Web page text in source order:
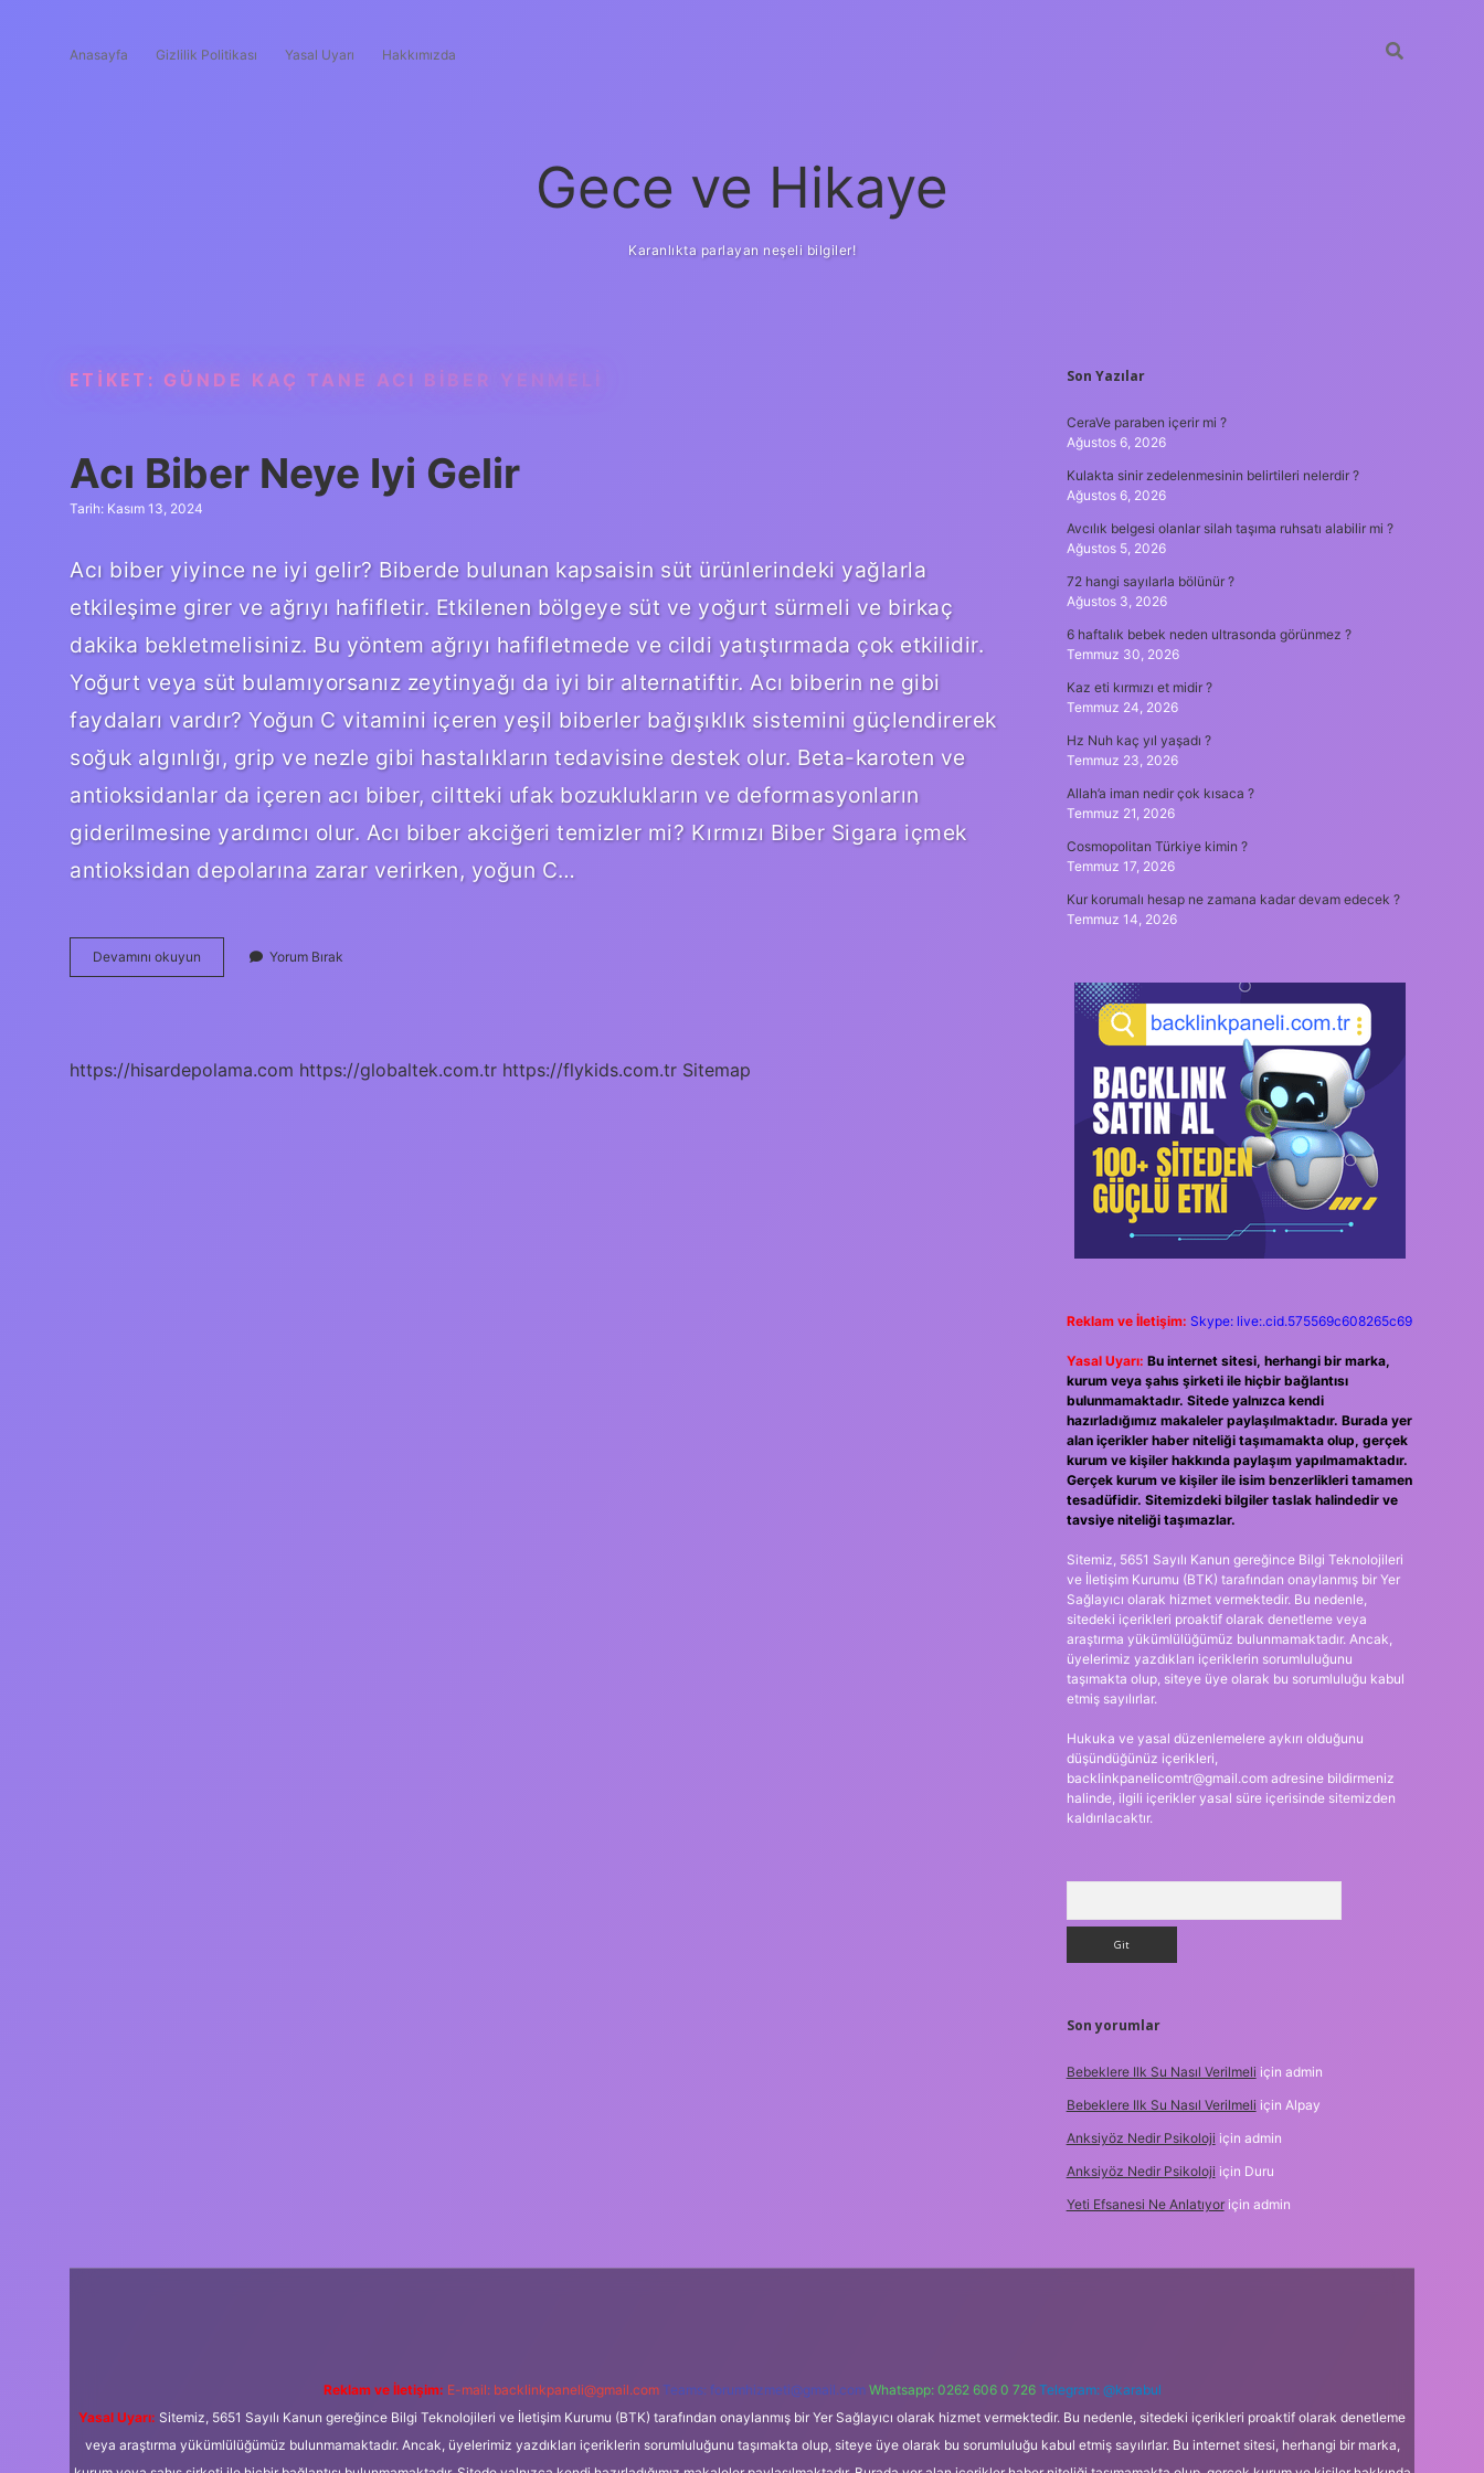
Anasayfa Gizlilik Politikası Yasal Uyarı Hakkımızda
Gece ve Hikaye
Karanlıkta parlayan neşeli bilgiler!
ETIKET: GÜNDE KAÇ TANE ACI BIBER YENMELI
Acı Biber Neye Iyi Gelir
Tarih: Kasım 13, 2024
Acı biber yiyince ne iyi gelir? Biberde bulunan kapsaisin süt ürünlerindeki yağlarla
etkileşime girer ve ağrıyı hafifletir. Etkilenen bölgeye süt ve yoğurt sürmeli ve birkaç
dakika bekletmelisiniz. Bu yöntem ağrıyı hafifletmede ve cildi yatıştırmada çok etkilidir.
Yoğurt veya süt bulamıyorsanız zeytinyağı da iyi bir alternatiftir. Acı biberin ne gibi
faydaları vardır? Yoğun C vitamini içeren yeşil biberler bağışıklık sistemini güçlendirerek
soğuk algınlığı, grip ve nezle gibi hastalıkların tedavisine destek olur. Beta-karoten ve
antioksidanlar da içeren acı biber, ciltteki ufak bozuklukların ve deformasyonların
giderilmesine yardımcı olur. Acı biber akciğeri temizler mi? Kırmızı Biber Sigara içmek
antioksidan depolarına zarar verirken, yoğun C…
Devamını okuyun
Biber
Yorum Bırak
https://hisardepolama.com https://globaltek.com.tr https://flykids.com.tr Sitemap
SIDEBAR
Son Yazılar
CeraVe paraben içerir mi ?
Ağustos 6, 2026
Kulakta sinir zedelenmesinin belirtileri nelerdir ?
Ağustos 6, 2026
Avcılık belgesi olanlar silah taşıma ruhsatı alabilir mi ?
Ağustos 5, 2026
72 hangi sayılarla bölünür ?
Ağustos 3, 2026
6 haftalık bebek neden ultrasonda görünmez ?
Temmuz 30, 2026
Kaz eti kırmızı et midir ?
Temmuz 24, 2026
Hz Nuh kaç yıl yaşadı ?
Temmuz 23, 2026
Allah’a iman nedir çok kısaca ?
Temmuz 21, 2026
Cosmopolitan Türkiye kimin ?
Temmuz 17, 2026
Kur korumalı hesap ne zamana kadar devam edecek ?
Temmuz 14, 2026
Reklam ve İletişim: Skype: live:.cid.575569c608265c69
Yasal Uyarı: Bu internet sitesi, herhangi bir marka,
kurum veya şahıs şirketi ile hiçbir bağlantısı
bulunmamaktadır. Sitede yalnızca kendi
hazırladığımız makaleler paylaşılmaktadır. Burada yer
alan içerikler haber niteliği taşımamakta olup, gerçek
kurum ve kişiler hakkında paylaşım yapılmamaktadır.
Gerçek kurum ve kişiler ile isim benzerlikleri tamamen
tesadüfidir. Sitemizdeki bilgiler taslak halindedir ve
tavsiye niteliği taşımazlar.
Sitemiz, 5651 Sayılı Kanun gereğince Bilgi Teknolojileri
ve İletişim Kurumu (BTK) tarafından onaylanmış bir Yer
Sağlayıcı olarak hizmet vermektedir. Bu nedenle,
sitedeki içerikleri proaktif olarak denetleme veya
araştırma yükümlülüğümüz bulunmamaktadır. Ancak,
üyelerimiz yazdıkları içeriklerin sorumluluğunu
taşımakta olup, siteye üye olarak bu sorumluluğu kabul
etmiş sayılırlar.
Hukuka ve yasal düzenlemelere aykırı olduğunu
düşündüğünüz içerikleri,
backlinkpanelicomtr@gmail.comadresine bildirmeniz
halinde, ilgili içerikler yasal süre içerisinde sitemizden
kaldırılacaktır.
Son yorumlar
Bebeklere Ilk Su Nasıl Verilmeli için admin
Bebeklere Ilk Su Nasıl Verilmeli için Alpay
Anksiyöz Nedir Psikoloji için admin
Anksiyöz Nedir Psikoloji için Duru
Yeti Efsanesi Ne Anlatıyoriçin admin
Reklam ve İletişim: E-mail: backlinkpaneli@gmail.com Teams: forumhizmeti@gmail.com Whatsapp: 0262 606 0 726 Telegram: @karabul
Yasal Uyarı: Sitemiz, 5651 Sayılı Kanun gereğince Bilgi Teknolojileri ve İletişim Kurumu (BTK) tarafından onaylanmış bir Yer Sağlayıcı olarak hizmet vermektedir. Bu nedenle, sitedeki içerikleri proaktif olarak denetleme
veya araştırma yükümlülüğümüz bulunmamaktadır. Ancak, üyelerimiz yazdıkları içeriklerin sorumluluğunu taşımakta olup, siteye üye olarak bu sorumluluğu kabul etmiş sayılırlar. Bu internet sitesi, herhangi bir marka,